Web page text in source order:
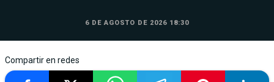
6 DE AGOSTO DE 2026 18:30
Compartir en redes